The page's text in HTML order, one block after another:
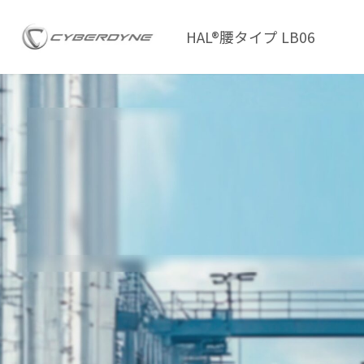
HAL®腰タイプ LB06